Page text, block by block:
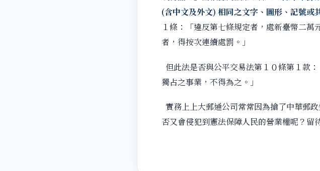
(含中文及外文) 相同之文字、圖形、記號或
１條：「違反第七條規定者，處新臺幣二
者，得按次連續處罰。」
但此法是否與公平交易法第１０條第１款
獨占之事業，不得為之。」
實務上上大郵通公司常常因為搶了中華郵
否又會侵犯到憲法保障人民的營業權呢？留